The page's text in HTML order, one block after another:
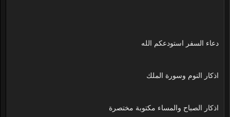
دعاء السفر استودعكم الله
اذكار النوم وسورة الملك
اذكار الصباح والمساء مكتوبة مختصرة